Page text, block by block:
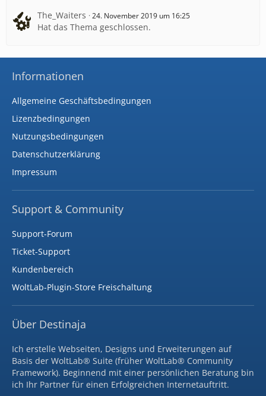
The_Waiters 24. November 2019 um 16:25
Hat das Thema geschlossen.
Informationen
Allgemeine Geschäftsbedingungen
Lizenzbedingungen
Nutzungsbedingungen
Datenschutzerklärung
Impressum
Support & Community
Support-Forum
Ticket-Support
Kundenbereich
WoltLab-Plugin-Store Freischaltung
Über Destinaja
Ich erstelle Webseiten, Designs und Erweiterungen auf
Basis der WoltLab® Suite (früher WoltLab® Community
Framework). Beginnend mit einer persönlichen Beratung bin
ich Ihr Partner für einen Erfolgreichen Internetauftritt.